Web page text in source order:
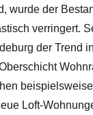
wurde der
verringert.
der Trend
Loft-